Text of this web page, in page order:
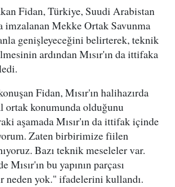
Fidan, Türkiye, Suudi Arabistan
imzalanan Mekke Ortak Savunma
genişleyeceğini belirterek, teknik
ardından Mısır'ın da ittifaka
Fidan, Mısır'ın halihazırda
ortak konumunda olduğunu
aşamada Mısır'ın da ittifak içinde
Zaten birbirimize fiilen
Bazı teknik meseleler var.
bu yapının parçası
neden yok." ifadelerini kullandı.